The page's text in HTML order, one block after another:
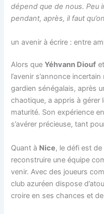
dépend que de nous. Peu
pendant, après, il faut
un avenir à écrire : entre
Alors queYéhvann Diouf et
l’avenir s’annonce
gardien sénégalais, après
chaotique, a appris à gérer
maturité. Son expérience
s’avérer précieuse, tant
Quant à Nice, le défi est
reconstruire une équipe
venir. Avec des joueurs
club azuréen dispose
croire en ses chances et